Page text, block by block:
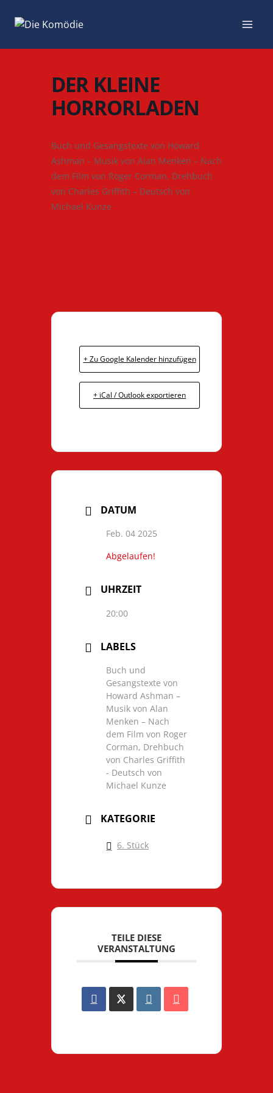
Inhalt
DER KLEINE
HORRORLADEN
Buch und Gesangstexte von Howard
Ashman – Musik von Alan Menken – Nach
dem Film von Roger Corman, Drehbuch
von Charles Griffith – Deutsch von
Michael Kunze
+ Zu Google Kalender hinzufügen
+ iCal / Outlook exportieren
DATUM
Feb. 04 2025
Abgelaufen!
UHRZEIT
20:00
LABELS
Buch und
Gesangstexte von
Howard Ashman –
Musik von Alan
Menken – Nach
dem Film von Roger
Corman, Drehbuch
von Charles Griffith
- Deutsch von
Michael Kunze
KATEGORIE
6. Stück
TEILE DIESE
VERANSTALTUNG